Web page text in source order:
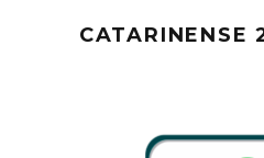
CATARINENSE